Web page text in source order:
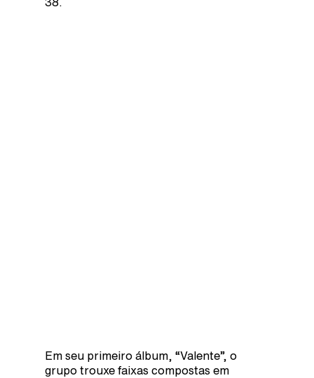
38.
Em seu primeiro álbum, “Valente”, o
grupo trouxe faixas compostas em